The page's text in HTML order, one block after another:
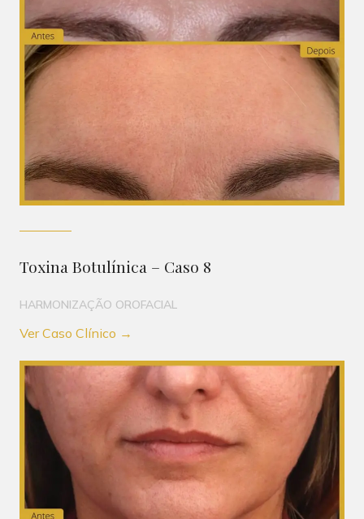
Toxina Botulínica – Caso 8
HARMONIZAÇÃO OROFACIAL
Ver Caso Clínico →